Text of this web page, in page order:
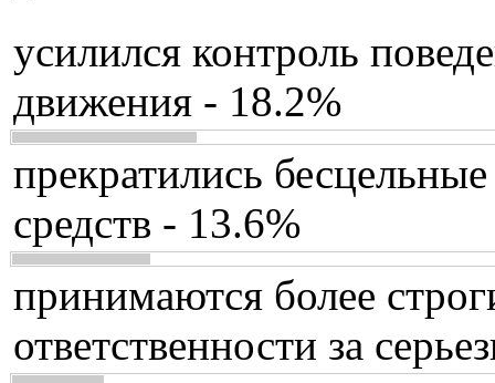
усилился контроль
движения - 18.2%
прекратились
средств - 13.6%
принимаются более
ответственности за